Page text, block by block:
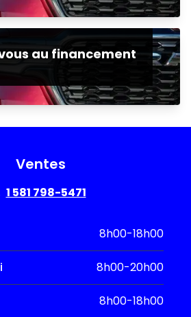
au financement
Ventes
1 581 798-5471
8h00-18h00
8h00-20h00
8h00-18h00